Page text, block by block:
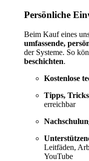
Persönliche
Beim Kauf eines
umfassende,
der Systeme. So
beschichten.
Kostenlose
Tipps,
erreichbar
Leitfäden,
YouTube